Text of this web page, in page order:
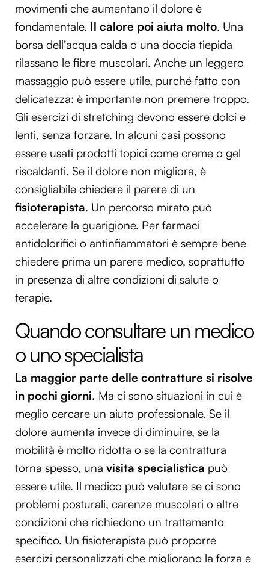
movimenti che aumentano il dolore è
fondamentale. Il calore poi aiuta molto. Una
borsa dell’acqua calda o una doccia tiepida
rilassano le fibre muscolari. Anche un leggero
massaggio può essere utile, purché fatto con
delicatezza: è importante non premere troppo.
Gli esercizi di stretching devono essere dolci e
lenti, senza forzare. In alcuni casi possono
essere usati prodotti topici come creme o gel
riscaldanti. Se il dolore non migliora, è
consigliabile chiedere il parere di un
fisioterapista. Un percorso mirato può
accelerare la guarigione. Per farmaci
antidolorifici o antinfiammatori è sempre bene
chiedere prima un parere medico, soprattutto
in presenza di altre condizioni di salute o
terapie.
Quando consultare un medico
o uno specialista
La maggior parte delle contratture si risolve
in pochi giorni. Ma ci sono situazioni in cui è
meglio cercare un aiuto professionale. Se il
dolore aumenta invece di diminuire, se la
mobilità è molto ridotta o se la contrattura
torna spesso, una visita specialistica può
essere utile. Il medico può valutare se ci sono
problemi posturali, carenze muscolari o altre
condizioni che richiedono un trattamento
specifico. Un fisioterapista può proporre
esercizi personalizzati che migliorano la forza e